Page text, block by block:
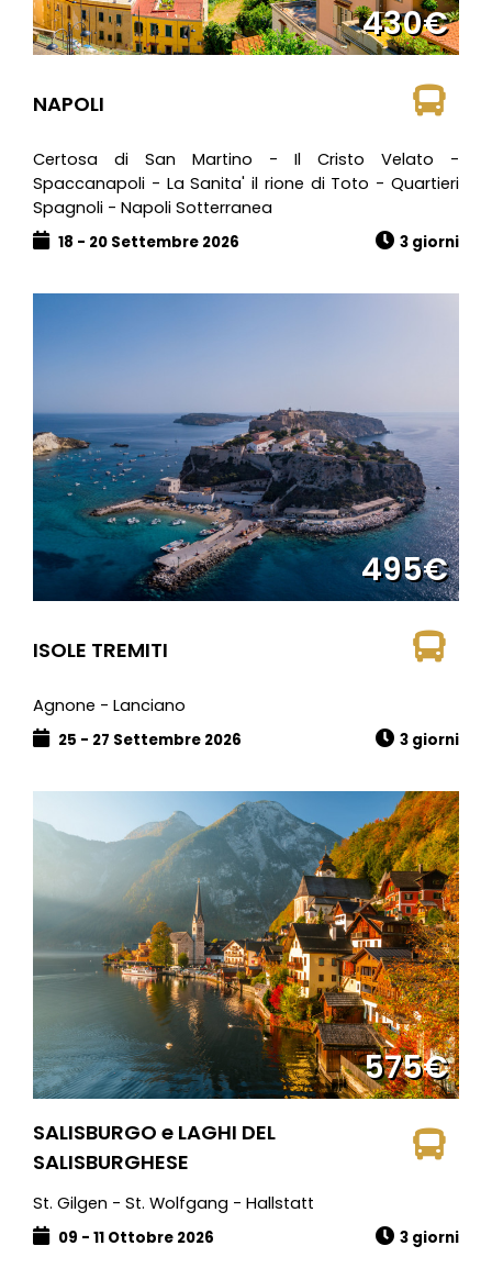
430€
NAPOLI
Certosa di San Martino - Il Cristo Velato -
Spaccanapoli - La Sanita' il rione di Toto - Quartieri
Spagnoli - Napoli Sotterranea
18 - 20 Settembre 2026 3 giorni
495€
ISOLE TREMITI
Agnone - Lanciano
25 - 27 Settembre 2026 3 giorni
575€
SALISBURGO e LAGHI DEL
SALISBURGHESE
St. Gilgen - St. Wolfgang - Hallstatt
09 - 11 Ottobre 2026 3 giorni